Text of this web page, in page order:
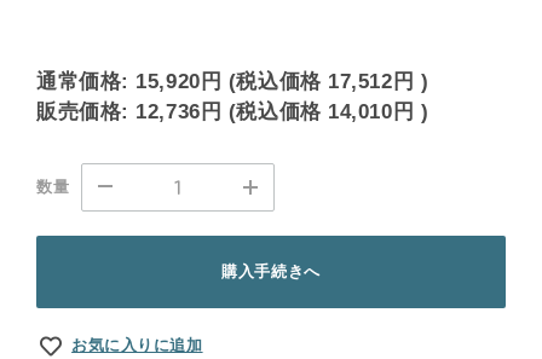
通常価格: 15,920円 (税込価格 17,512円 )
販売価格: 12,736円 (税込価格 14,010円 )
数量
購入手続きへ
お気に入りに追加